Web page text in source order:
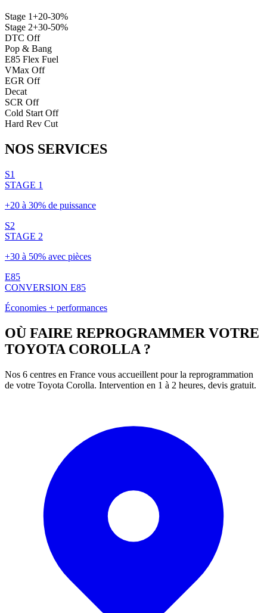
Stage 1+20-30%
Stage 2+30-50%
DTC Off
Pop & Bang
E85 Flex Fuel
VMax Off
EGR Off
Decat
SCR Off
Cold Start Off
Hard Rev Cut
NOS SERVICES
S1
STAGE 1
+20 à 30% de puissance
S2
STAGE 2
+30 à 50% avec pièces
E85
CONVERSION E85
Économies + performances
OÙ FAIRE REPROGRAMMER VOTRE
TOYOTA COROLLA ?
Nos 6 centres en France vous accueillent pour la reprogrammation
de votre Toyota Corolla. Intervention en 1 à 2 heures, devis gratuit.